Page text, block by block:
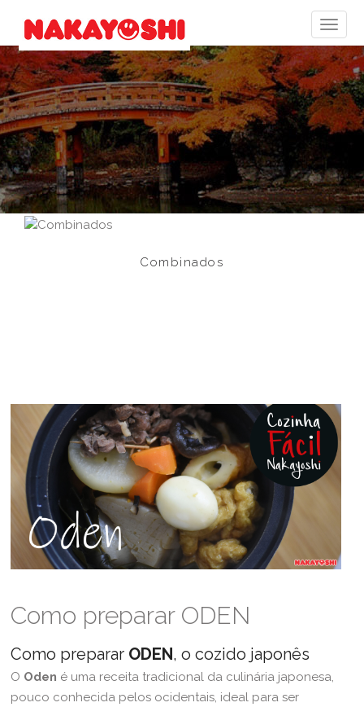
Combinados
Como preparar ODEN
Como preparar ODEN, o cozido japonês
O Oden é uma receita tradicional da culinária japonesa,
pouco conhecida pelos ocidentais, ideal para ser